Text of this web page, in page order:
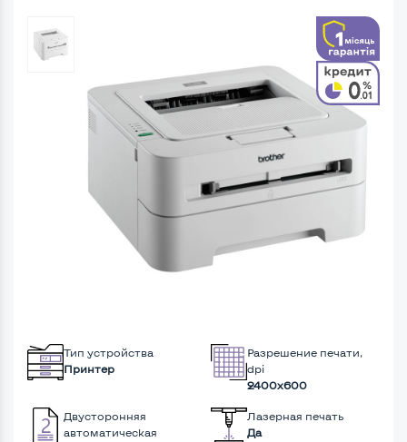
Тип устройства
Принтер
Разрешение печати,
dpi
2400x600
Двусторонняя
автоматическая
Лазерная печать
Да